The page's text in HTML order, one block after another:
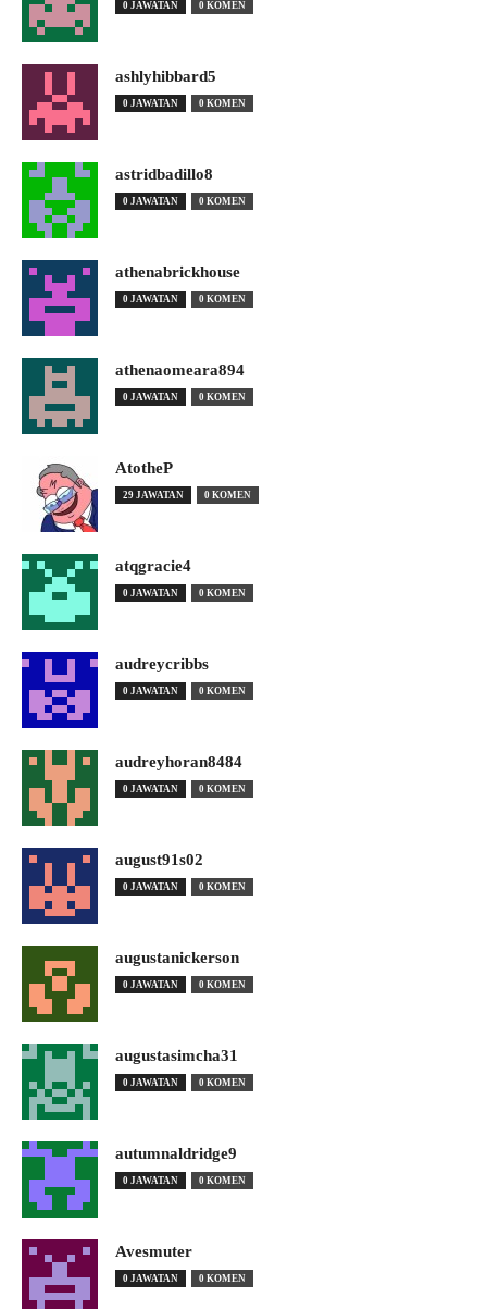
0 JAWATAN 0 KOMEN
ashlyhibbard5
0 JAWATAN 0 KOMEN
astridbadillo8
0 JAWATAN 0 KOMEN
athenabrickhouse
0 JAWATAN 0 KOMEN
athenaomeara894
0 JAWATAN 0 KOMEN
AtotheP
29 JAWATAN 0 KOMEN
atqgracie4
0 JAWATAN 0 KOMEN
audreycribbs
0 JAWATAN 0 KOMEN
audreyhoran8484
0 JAWATAN 0 KOMEN
august91s02
0 JAWATAN 0 KOMEN
augustanickerson
0 JAWATAN 0 KOMEN
augustasimcha31
0 JAWATAN 0 KOMEN
autumnaldridge9
0 JAWATAN 0 KOMEN
Avesmuter
0 JAWATAN 0 KOMEN